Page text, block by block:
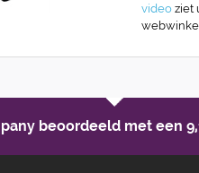
video ziet
beoordeeld met een